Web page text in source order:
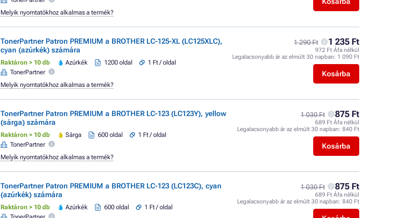
Melyik nyomtatókhoz alkalmas a termék?
TonerPartner Patron PREMIUM a BROTHER LC-125-XL (LC125XLC),
cyan (azúrkék) számára
Raktáron > 10 db Azúrkék 1200 oldal
1 Ft / oldal
TonerPartner
1 290 Ft 1 235 Ft
972 Ft Áfa nélkül
Legalacsonyabb ár az elmúlt 30 napban: 1 090 Ft
Kosárba
Melyik nyomtatókhoz alkalmas a termék?
TonerPartner Patron PREMIUM a BROTHER LC-123 (LC123Y), yellow
(sárga) számára
Raktáron > 10 db Sárga 600 oldal
1 Ft / oldal
TonerPartner
1 030 Ft 875 Ft
689 Ft Áfa nélkül
Legalacsonyabb ár az elmúlt 30 napban: 840 Ft
Kosárba
Melyik nyomtatókhoz alkalmas a termék?
TonerPartner Patron PREMIUM a BROTHER LC-123 (LC123C), cyan
(azúrkék) számára
Raktáron > 10 db Azúrkék 600 oldal
1 Ft / oldal
1 030 Ft 875 Ft
689 Ft Áfa nélkül
Legalacsonyabb ár az elmúlt 30 napban: 840 Ft